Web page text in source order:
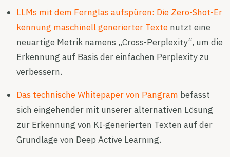
LLMs mit dem Fernglas aufspüren: Die Zero-Shot-Er
kennung maschinell generierter Texte nutzt eine
neuartige Metrik namens „Cross-Perplexity“, um die
Erkennung auf Basis der einfachen Perplexity zu
verbessern.
Das technische Whitepaper von Pangram befasst
sich eingehender mit unserer alternativen Lösung
zur Erkennung von KI-generierten Texten auf der
Grundlage von Deep Active Learning.